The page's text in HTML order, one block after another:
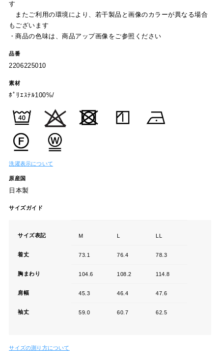
す
またご利用の環境により、若干製品と画像のカラーが異なる場合
もございます
・商品の色味は、商品アップ画像をご参照ください
品番
2206225010
素材
ﾎﾟﾘｴｽﾃﾙ100%/
洗濯表示について
原産国
日本製
サイズガイド
サイズ表記 M L LL
着丈 73.1 76.4 78.3
胸まわり 104.6 108.2 114.8
肩幅 45.3 46.4 47.6
袖丈 59.0 60.7 62.5
サイズの測り方について